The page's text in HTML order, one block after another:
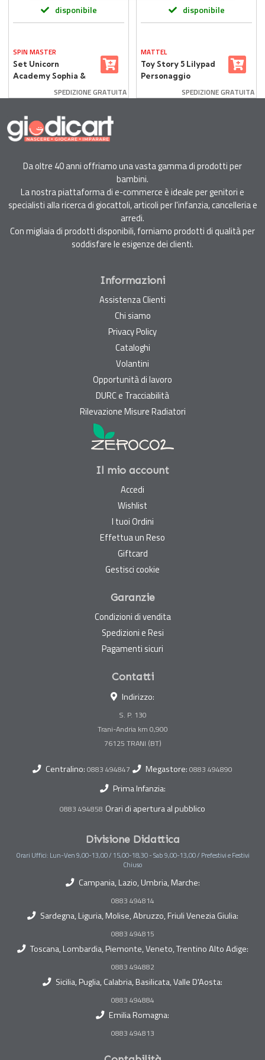
disponibile
SPIN MASTER
Set Unicorn
Academy Sophia &
SPEDIZIONE GRATUITA
disponibile
MATTEL
Toy Story 5 Lilypad
Personaggio
SPEDIZIONE GRATUITA
Da oltre 40 anni offriamo una vasta gamma di prodotti per
bambini.
La nostra piattaforma di e-commerce è ideale per genitori e
specialisti alla ricerca di giocattoli, articoli per l'infanzia, cancelleria e
arredi.
Con migliaia di prodotti disponibili, forniamo prodotti di qualità per
soddisfare le esigenze dei clienti.
Informazioni
Assistenza Clienti
Chi siamo
Privacy Policy
Cataloghi
Volantini
Opportunità di lavoro
DURC e Tracciabilità
Rilevazione Misure Radiatori
Il mio account
Accedi
Wishlist
I tuoi Ordini
Effettua un Reso
Giftcard
Gestisci cookie
Garanzie
Condizioni di vendita
Spedizioni e Resi
Pagamenti sicuri
Contatti
Indirizzo:
S. P. 130
Trani-Andria km 0,900
Centralino: 0883 494847 Megastore: 0883 494890
Prima Infanzia:
0883 494858 Orari di apertura al pubblico
Divisione Didattica
Orari Uffici: Lun-Ven 9,00-13,00 / 15,00-18,30 - Sab 9,00-13,00 / Prefestivi e Festivi
Chiuso
Campania, Lazio, Umbria, Marche:
0883 494814
Sardegna, Liguria, Molise, Abruzzo, Friuli Venezia Giulia:
0883 494815
Toscana, Lombardia, Piemonte, Veneto, Trentino Alto Adige:
0883 494882
Sicilia, Puglia, Calabria, Basilicata, Valle D'Aosta:
0883 494884
Emilia Romagna:
0883 494813